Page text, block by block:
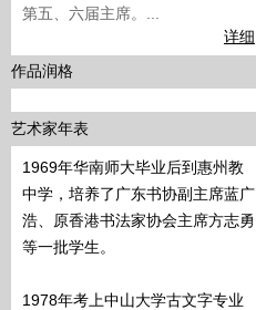
第五、六届主席。...
详细
作品润格
艺术家年表
1969年华南师大毕业后到惠州教
中学，培养了广东书协副主席蓝广
浩、原香港书法家协会主席方志勇
等一批学生。
1978年考上中山大学古文字专业